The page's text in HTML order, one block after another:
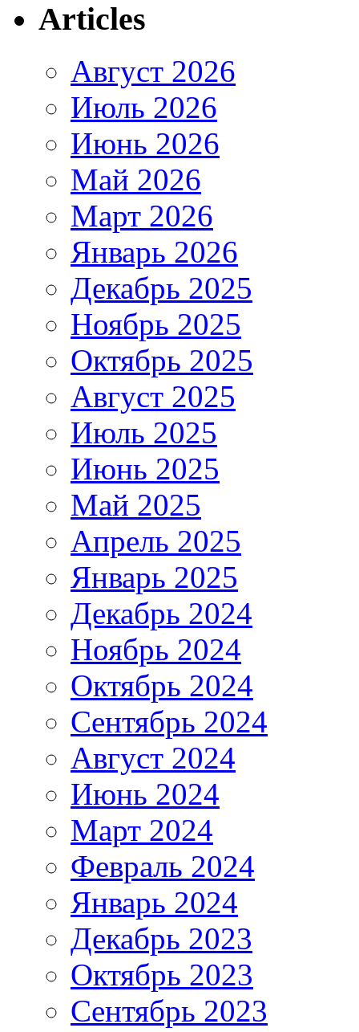
Articles
Август 2026
Июль 2026
Июнь 2026
Май 2026
Март 2026
Январь 2026
Декабрь 2025
Ноябрь 2025
Октябрь 2025
Август 2025
Июль 2025
Июнь 2025
Май 2025
Апрель 2025
Январь 2025
Декабрь 2024
Ноябрь 2024
Октябрь 2024
Сентябрь 2024
Август 2024
Июнь 2024
Март 2024
Февраль 2024
Январь 2024
Декабрь 2023
Октябрь 2023
Сентябрь 2023